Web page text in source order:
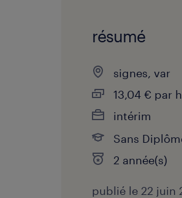
résumé
signes, var
13,04 € par
intérim
Sans
2 année(s)
publié le 22 juin